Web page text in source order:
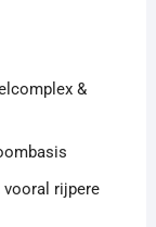
&
vooral rijpere